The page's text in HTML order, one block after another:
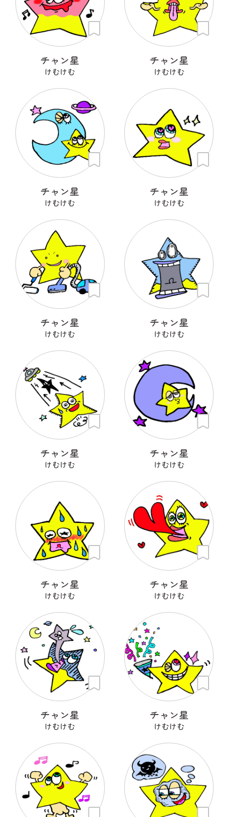
チャン星
けむけむ
チャン星
けむけむ
チャン星
けむけむ
チャン星
けむけむ
チャン星
けむけむ
チャン星
けむけむ
チャン星
けむけむ
チャン星
けむけむ
チャン星
けむけむ
チャン星
けむけむ
チャン星
けむけむ
チャン星
けむけむ